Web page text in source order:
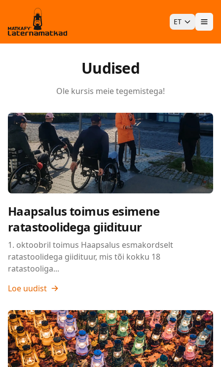
ET Ava
Uudised
Ole kursis meie tegemistega!
Haapsalus toimus esimene
ratastoolidega giidituur
1. oktoobril toimus Haapsalus esmakordselt
ratastoolidega giidituur, mis tõi kokku 18
ratastooliga...
Loe uudist